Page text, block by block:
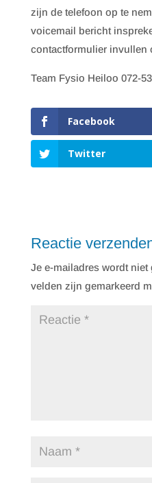
zijn de telefoon op te
voicemail bericht
contactformulier invullen
Team Fysio Heiloo 072-
Facebook
Twitter
Reactie
Je e-mailadres wordt niet
velden zijn gemarkeerd